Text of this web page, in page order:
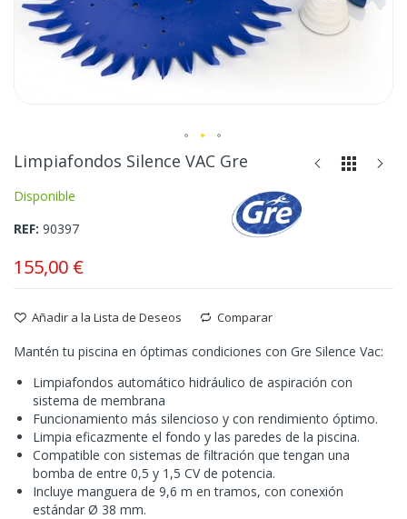
Saltar
comienzo
la
de
Limpiafondos Silence VAC Gre
Disponible
REF 90397
155,00 €
Añadir a la Lista de Deseos Comparar
Mantén tu piscina en óptimas condiciones con Gre Silence Vac:
Limpiafondos automático hidráulico de aspiración con
sistema de membrana
Funcionamiento más silencioso y con rendimiento óptimo.
Limpia eficazmente el fondo y las paredes de la piscina.
Compatible con sistemas de filtración que tengan una
bomba de entre 0,5 y 1,5 CV de potencia.
Incluye manguera de 9,6 m en tramos, con conexión
estándar Ø 38 mm.